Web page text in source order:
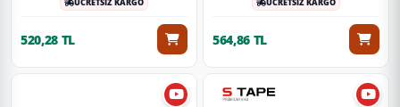
520,28 TL 564,86 TL